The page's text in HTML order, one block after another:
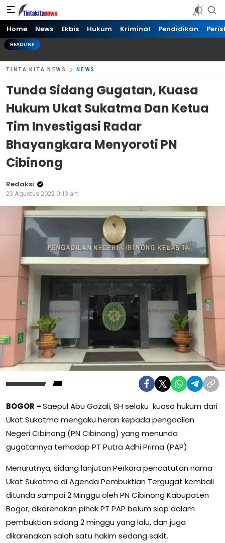
Tinta kita News
Informasi Terkini
Home News Ekbis Hukum Kriminal Pendidikan
HEADLINE
TINTA KITA NEWS NEWS
Tunda Sidang Gugatan, Kuasa
Hukum Ukat Sukatma Dan Ketua
Tim Investigasi Radar
Bhayangkara Menyoroti PN
Cibinong
Redaksi
23 Agustus 2022 9:13 am
BOGOR –Saepul Abu Gozali, SH selaku kuasa hukum dari
Ukat Sukatma mengaku heran kepada pengadilan
Negeri Cibinong (PN Cibinong) yang menunda
gugatannya terhadap PT Putra Adhi Prima (PAP).
Menurutnya, sidang lanjutan Perkara pencatutan nama
Ukat Sukatma di Agenda Pembuktian Tergugat kembali
ditunda sampai 2 Minggu oleh PN Cibinong Kabupaten
Bogor, dikarenakan pihak PT PAP belum siap dalam
pembuktian sidang 2 minggu yang lalu, dan juga
dikarenakan salah satu hakim sedang sakit.